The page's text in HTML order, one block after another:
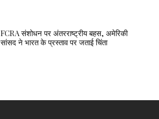
FCRA संशोधन पर अंतरराष्ट्रीय बहस, अमेरिकी
सांसद ने भारत के प्रस्ताव पर जताई चिंता